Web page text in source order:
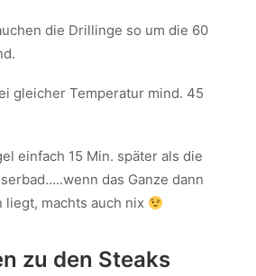
die Drillinge so um die 60
gleicher Temperatur mind. 45
einfach 15 Min. später als die
das Ganze dann
liegt, machts auch nix
zu den Steaks